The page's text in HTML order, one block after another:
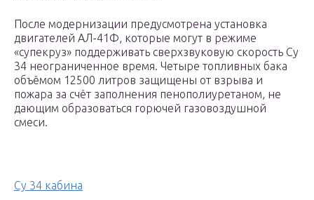
После модернизации предусмотрена установка
двигателей АЛ-41Ф, которые могут в режиме
«супекруз» поддерживать сверхзвуковую скорость Су
34 неограниченное время. Четыре топливных бака
объёмом 12500 литров защищены от взрыва и
пожара за счёт заполнения пенополиуретаном, не
дающим образоваться горючей газовоздушной
смеси.
Су 34 кабина